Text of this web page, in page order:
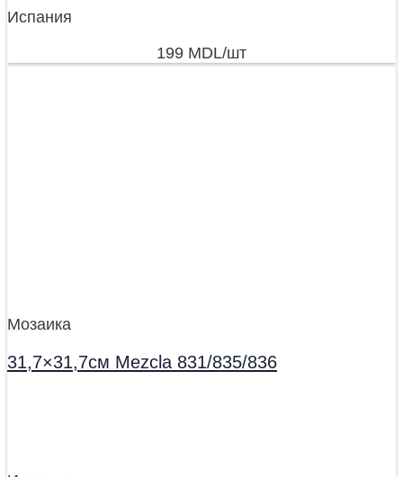
Испания
199 MDL/шт
Мозаика
31,7×31,7см Mezcla 831/835/836